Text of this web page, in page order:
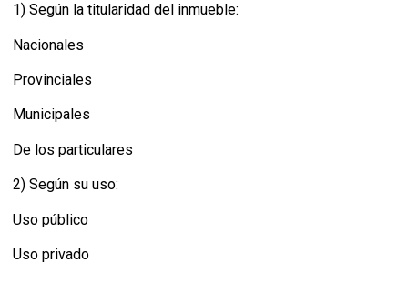
1) Según la titularidad del inmueble:
Nacionales
Provinciales
Municipales
De los particulares
2) Según su uso:
Uso público
Uso privado